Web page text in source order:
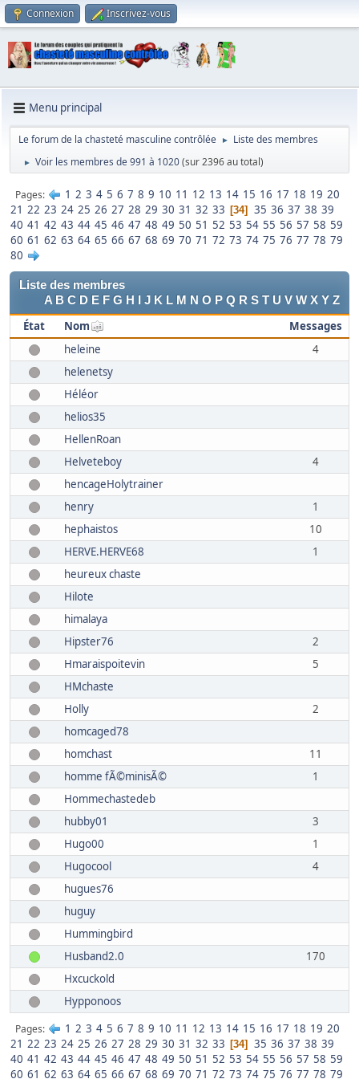
Connexion Inscrivez-vous
Menu principal
Le forum de la chasteté masculine contrôlée ► Liste des membres
► Voir les membres de 991 à 1020(sur 2396 au total)
Pages 1 2 3 4 5 6 7 8 9 10 11 12 13 14 15 16 17 18 19 20
21 22 23 24 25 26 27 28 29 30 31 32 33 34 35 36 37 38 39
40 41 42 43 44 45 46 47 48 49 50 51 52 53 54 55 56 57 58 59
60 61 62 63 64 65 66 67 68 69 70 71 72 73 74 75 76 77 78 79
80
Liste des membres
A B C D E F G H I J K L M N O P Q R S T U V W X Y Z
État Nom
Messages
heleine
4
helenetsy
Héléor
helios35
HellenRoan
Helveteboy
4
hencageHolytrainer
henry
1
hephaistos
10
HERVE.HERVE68
1
heureux chaste
Hilote
himalaya
Hipster76
2
Hmaraispoitevin
5
HMchaste
Holly
2
homcaged78
homchast
11
homme fÃ©minisÃ©
1
Hommechastedeb
hubby01
3
Hugo00
1
Hugocool
4
hugues76
huguy
Hummingbird
Husband2.0
170
Hxcuckold
Hypponoos
Pages 1 2 3 4 5 6 7 8 9 10 11 12 13 14 15 16 17 18 19 20
21 22 23 24 25 26 27 28 29 30 31 32 33 34 35 36 37 38 39
40 41 42 43 44 45 46 47 48 49 50 51 52 53 54 55 56 57 58 59
60 61 62 63 64 65 66 67 68 69 70 71 72 73 74 75 76 77 78 79